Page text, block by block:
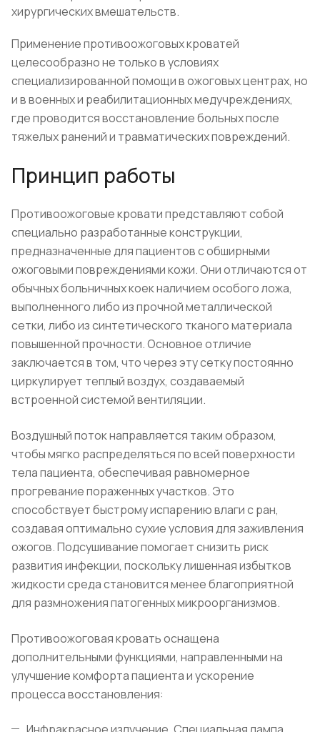
хирургических вмешательств.
Применение противоожоговых кроватей
целесообразно не только в условиях
специализированной помощи в ожоговых центрах, но
и в военных и реабилитационных медучреждениях,
где проводится восстановление больных после
тяжелых ранений и травматических повреждений.
Принцип работы
Противоожоговые кровати представляют собой
специально разработанные конструкции,
предназначенные для пациентов с обширными
ожоговыми повреждениями кожи. Они отличаются от
обычных больничных коек наличием особого ложа,
выполненного либо из прочной металлической
сетки, либо из синтетического тканого материала
повышенной прочности. Основное отличие
заключается в том, что через эту сетку постоянно
циркулирует теплый воздух, создаваемый
встроенной системой вентиляции.
Воздушный поток направляется таким образом,
чтобы мягко распределяться по всей поверхности
тела пациента, обеспечивая равномерное
прогревание пораженных участков. Это
способствует быстрому испарению влаги с ран,
создавая оптимально сухие условия для заживления
ожогов. Подсушивание помогает снизить риск
развития инфекции, поскольку лишенная избытков
жидкости среда становится менее благоприятной
для размножения патогенных микроорганизмов.
Противоожоговая кровать оснащена
дополнительными функциями, направленными на
улучшение комфорта пациента и ускорение
процесса восстановления: